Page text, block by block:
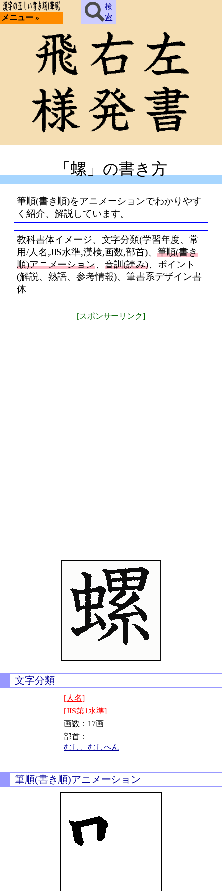
メニュー »
検
索
「螺」の書き方
筆順(書き順)をアニメーションでわかりやす
く紹介、解説しています。
教科書体イメージ、文字分類(学習年度、常
用/人名,JIS水準,漢検,画数,部首)、 筆順(書き
順)アニメーション、 音訓(読み)、ポイント
(解説、熟語、参考情報)、筆書系デザイン書
体
[スポンサーリンク]
文字分類
[人名]
[JIS第1水準]
画数：17画
部首：
むし、むしへん
筆順(書き順)アニメーション